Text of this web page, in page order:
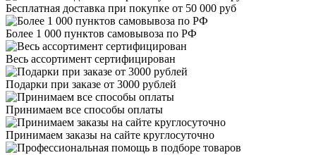
Бесплатная доставка при покупке от 50 000 руб
Более 1 000 пунктов самовывоза по РФ
Весь ассортимент сертифицирован
Подарки при заказе от 3000 рублей
Принимаем все способы оплаты
Принимаем заказы на сайте круглосуточно